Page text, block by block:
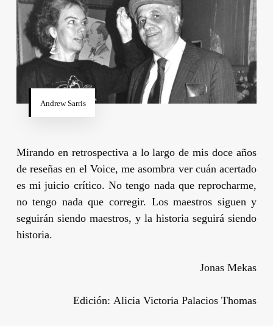
Andrew Sarris
Mirando en retrospectiva a lo largo de mis doce años
de reseñas en el Voice, me asombra ver cuán acertado
es mi juicio crítico. No tengo nada que reprocharme,
no tengo nada que corregir. Los maestros siguen y
seguirán siendo maestros, y la historia seguirá siendo
historia.
Jonas Mekas
Edición: Alicia Victoria Palacios Thomas